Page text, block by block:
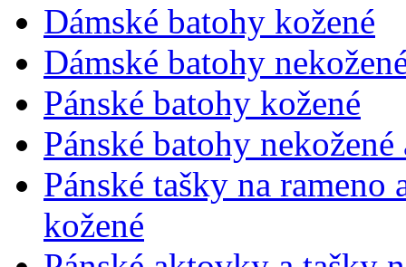
Dámské batohy kožené
Dámské batohy
Pánské batohy kožené
Pánské batohy
Pánské tašky na
kožené